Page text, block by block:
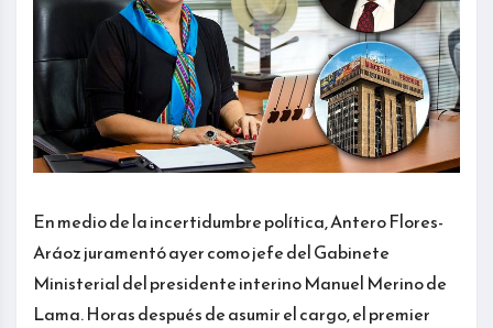
En medio de la incertidumbre política, Antero Flores-
Aráoz juramentó ayer como jefe del Gabinete
Ministerial del presidente interino Manuel Merino de
Lama. Horas después de asumir el cargo, el premier